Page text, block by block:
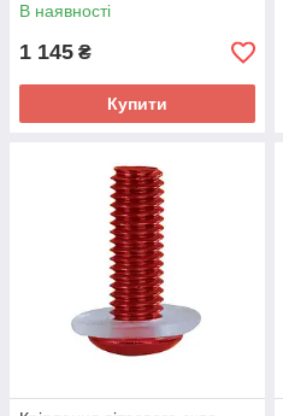
В наявності
1 145 ₴
Купити